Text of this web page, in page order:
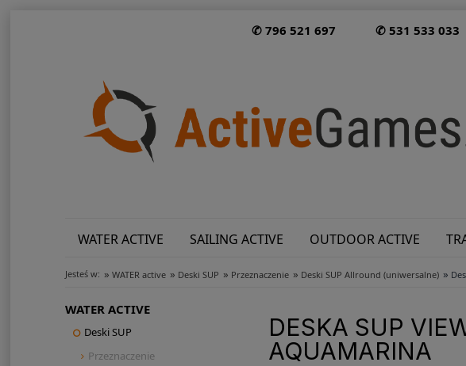
✆ 796 521 697 ✆ 531 533 033
WATER ACTIVE SAILING ACTIVE OUTDOOR ACTIVE
Jesteś w: » WATER active » Deski SUP » Przeznaczenie » Deski SUP Allround (uniwersalne) »
WATER ACTIVE
Deski SUP
Przeznaczenie
DESKA SUP
AQUAMARINA